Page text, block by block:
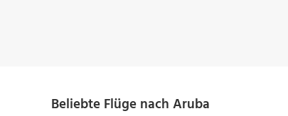
Beliebte Flüge nach Aruba